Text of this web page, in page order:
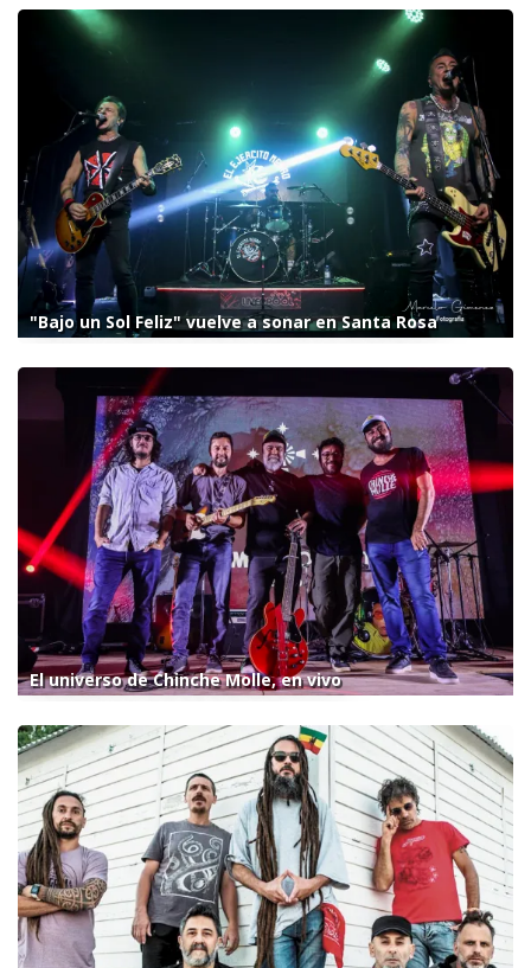
"Bajo un Sol Feliz" vuelve a sonar en Santa Rosa
El universo de Chinche Molle, en vivo